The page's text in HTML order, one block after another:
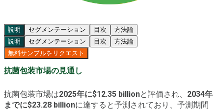
説明 セグメンテーション 目次
方法論
説明
セグメンテーション 目次
方法論
無料サンプルをリクエスト
抗菌包装市場の見通し
抗菌包装市場は2025年に$12.35 billionと評価され、 2034年
までに$23.28 billionに達すると予測されており、予測期間